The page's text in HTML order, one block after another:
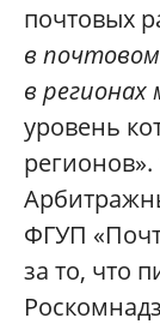
почтовых
в
в регионах
уровень
регионов».
ФГУП
за то, что